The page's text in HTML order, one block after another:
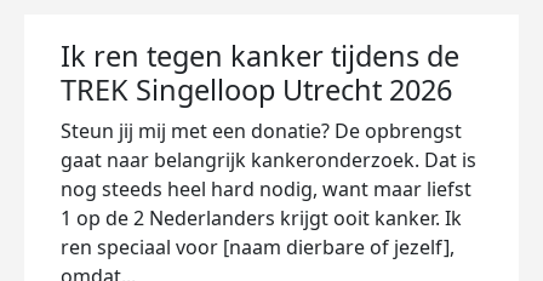
Ik ren tegen kanker tijdens de
TREK Singelloop Utrecht 2026
Steun jij mij met een donatie? De opbrengst
gaat naar belangrijk kankeronderzoek. Dat is
nog steeds heel hard nodig, want maar liefst
1 op de 2 Nederlanders krijgt ooit kanker. Ik
ren speciaal voor [naam dierbare of jezelf],